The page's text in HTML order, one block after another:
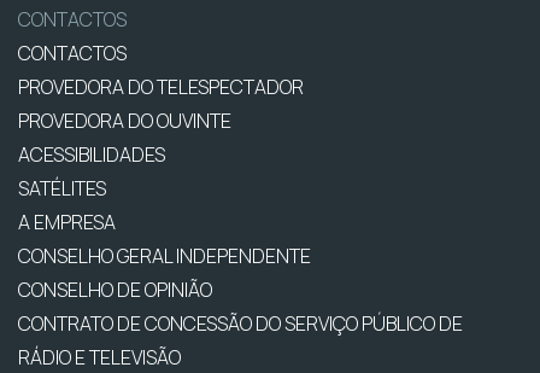
CONTACTOS
CONTACTOS
PROVEDORA DO TELESPECTADOR
PROVEDORA DO OUVINTE
ACESSIBILIDADES
SATÉLITES
A EMPRESA
CONSELHO GERAL INDEPENDENTE
CONSELHO DE OPINIÃO
CONTRATO DE CONCESSÃO DO SERVIÇO PÚBLICO DE
RÁDIO E TELEVISÃO